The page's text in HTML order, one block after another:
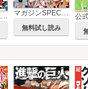
ダイヤのA 公式ガイドブック マガジンSPECIAL
無料試し読み